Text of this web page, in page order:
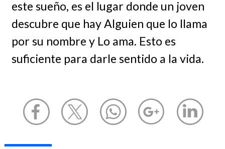
este sueño, es el lugar donde un joven
descubre que hay Alguien que lo llama
por su nombre y Lo ama. Esto es
suficiente para darle sentido a la vida.